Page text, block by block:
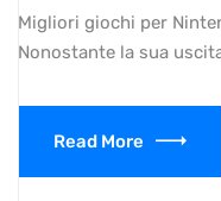
Migliori giochi per
Nonostante la sua
Read More